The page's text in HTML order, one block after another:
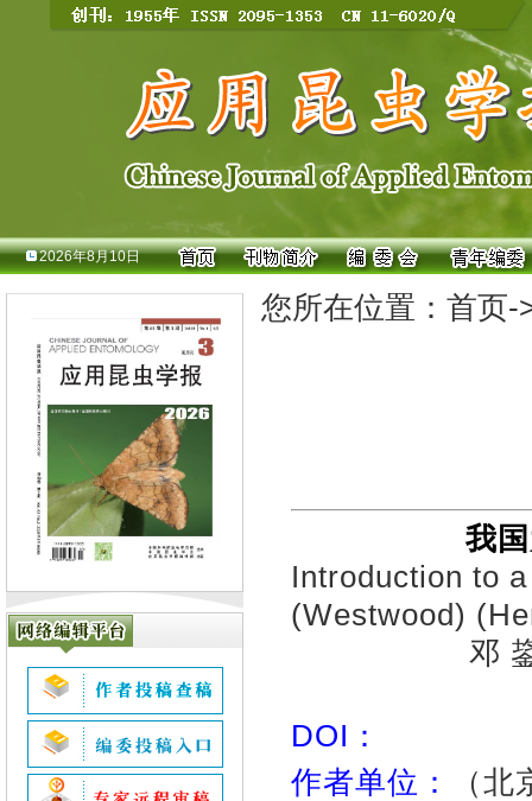
2026年8月10日
您所在位置： 首页-
我
Introduction to
(Westwood)
邓
DOI：
作者单位：
（